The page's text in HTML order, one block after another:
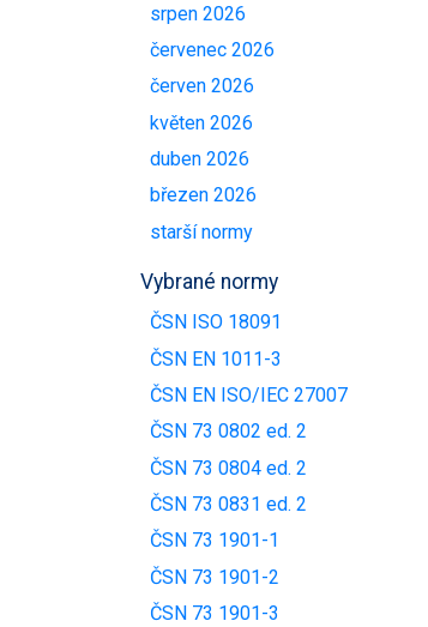
srpen 2026
červenec 2026
červen 2026
květen 2026
duben 2026
březen 2026
starší normy
Vybrané normy
ČSN ISO 18091
ČSN EN 1011-3
ČSN EN ISO/IEC 27007
ČSN 73 0802 ed. 2
ČSN 73 0804 ed. 2
ČSN 73 0831 ed. 2
ČSN 73 1901-1
ČSN 73 1901-2
ČSN 73 1901-3